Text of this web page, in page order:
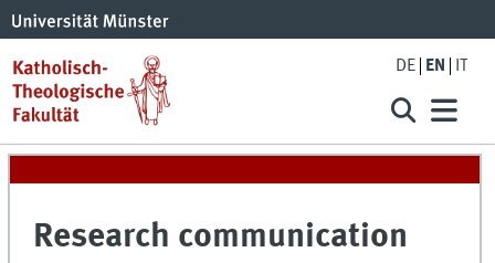
DE EN IT
Research communication